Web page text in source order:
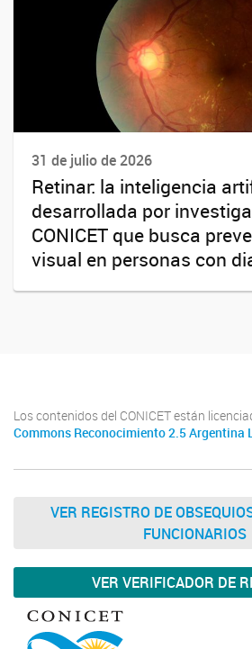
31 de julio de 2026
Retinar: la inteligencia
desarrollada por
CONICET que busca
visual en personas con
Los contenidos del CONICET están
Commons Reconocimiento 2.5 Argentina
VER REGISTRO DE
FUNCIONARIOS
VER VERIFICADOR DE